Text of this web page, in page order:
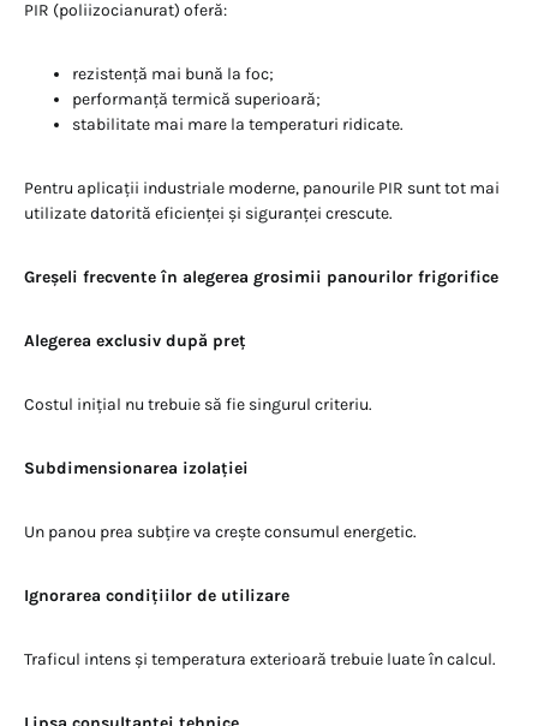
PIR (poliizocianurat) oferă:
rezistență mai bună la foc;
performanță termică superioară;
stabilitate mai mare la temperaturi ridicate.
Pentru aplicații industriale moderne, panourile PIR sunt tot mai
utilizate datorită eficienței și siguranței crescute.
Greșeli frecvente în alegerea grosimii panourilor frigorifice
Alegerea exclusiv după preț
Costul inițial nu trebuie să fie singurul criteriu.
Subdimensionarea izolației
Un panou prea subțire va crește consumul energetic.
Ignorarea condițiilor de utilizare
Traficul intens și temperatura exterioară trebuie luate în calcul.